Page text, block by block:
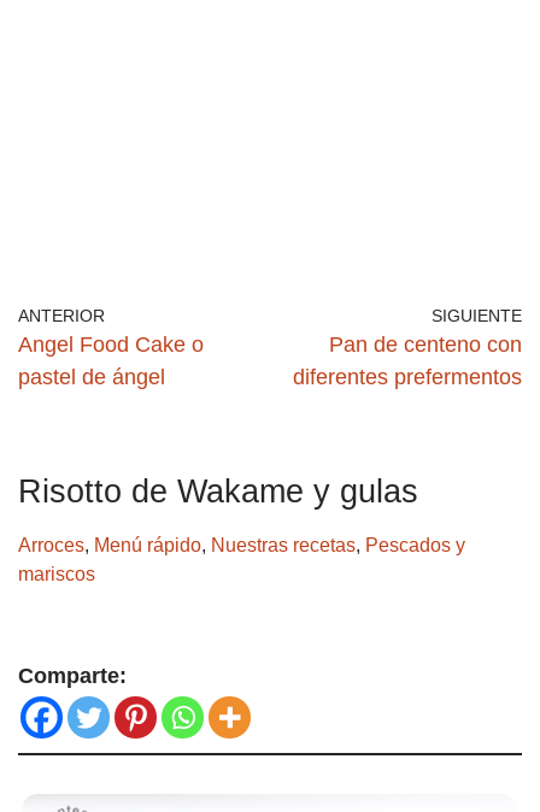
ANTERIOR
Angel Food Cake o
pastel de ángel
SIGUIENTE
Pan de centeno con
diferentes prefermentos
Risotto de Wakame y gulas
Arroces, Menú rápido, Nuestras recetas, Pescados y
mariscos
Comparte: